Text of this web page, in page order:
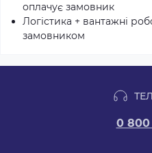
оплачує замовник
Логістика + вантажні
замовником
0 800